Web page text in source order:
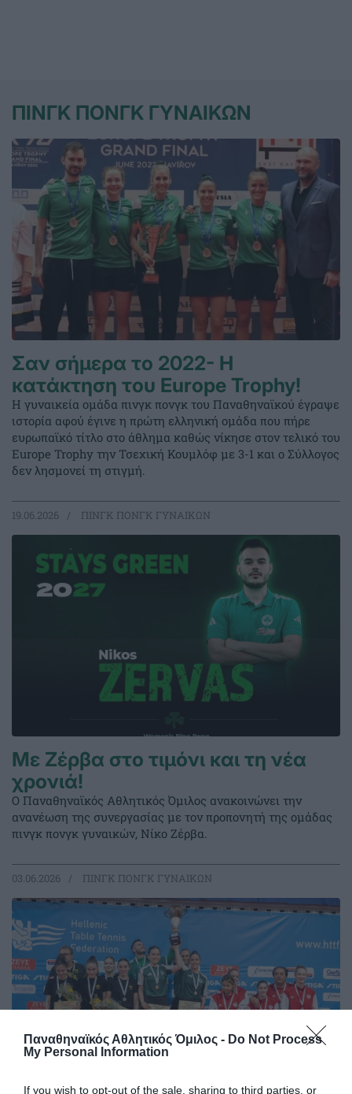
Παναθηναϊκός Αθλητικός Όμιλος - Do Not Process
My Personal Information
If you wish to opt-out of the sale, sharing to third parties, or
ΠΙΝΓΚ ΠΟΝΓΚ ΓΥΝΑΙΚΩΝ
Σαν σήμερα το 2022- Η
κατάκτηση του Europe Trophy!
Η γυναικεία ομάδα πινγκ πονγκ του Παναθηναϊκού έγραψε
ιστορία αφού έγινε η πρώτη ελληνική ομάδα που πήρε
ευρωπαϊκό τίτλο στο άθλημα καθώς νίκησε στον τελικό του
Europe Trophy την Τσεχική Κουμλόφ με 3-1 και ο Σύλλογος
δεν λησμονεί τη στιγμή.
19.06.2026 ΠΙΝΓΚ ΠΟΝΓΚ ΓΥΝΑΙΚΩΝ
Με Ζέρβα στο τιμόνι και τη νέα
χρονιά!
Ο Παναθηναϊκός Αθλητικός Όμιλος ανακοινώνει την
ανανέωση της συνεργασίας με τον προπονητή της ομάδας
πινγκ πονγκ γυναικών, Νίκο Ζέρβα.
03.06.2026 ΠΙΝΓΚ ΠΟΝΓΚ ΓΥΝΑΙΚΩΝ